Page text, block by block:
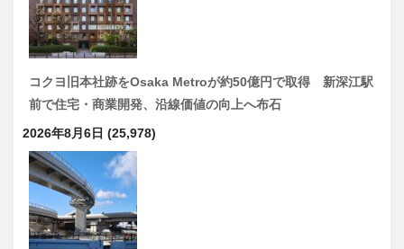
コクヨ旧本社跡をOsaka Metroが約50億円で取得 新深江駅
前で住宅・商業開発、沿線価値の向上へ布石
2026年8月6日 (25,978)